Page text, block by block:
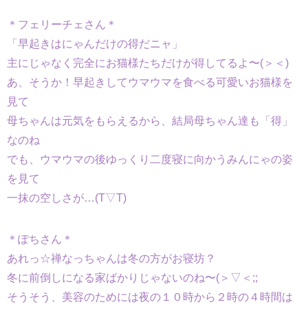
＊フェリーチェさん＊
「早起きはにゃんだけの得だニャ」
主にじゃなく完全にお猫様たちだけが得してるよ〜(＞＜)
あ、そうか！早起きしてウマウマを食べる可愛いお猫様を
見て
母ちゃんは元気をもらえるから、結局母ちゃん達も「得」
なのね
でも、ウマウマの後ゆっくり二度寝に向かうみんにゃの姿
を見て
一抹の空しさが…(T▽T)
＊ぽちさん＊
あれっ☆禅なっちゃんは冬の方がお寝坊？
冬に前倒しになる家ばかりじゃないのね〜(＞▽＜;;
そうそう、美容のためには夜の１０時から２時の４時間は